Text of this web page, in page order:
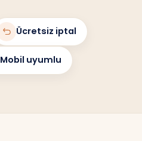
Ücretsiz iptal
Mobil uyumlu